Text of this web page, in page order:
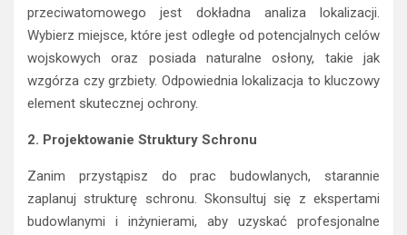
przeciwatomowego jest dokładna analiza lokalizacji.
Wybierz miejsce, które jest odległe od potencjalnych celów
wojskowych oraz posiada naturalne osłony, takie jak
wzgórza czy grzbiety. Odpowiednia lokalizacja to kluczowy
element skutecznej ochrony.
2. Projektowanie Struktury Schronu
Zanim przystąpisz do prac budowlanych, starannie
zaplanuj strukturę schronu. Skonsultuj się z ekspertami
budowlanymi i inżynierami, aby uzyskać profesjonalne